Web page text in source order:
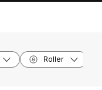
Roller